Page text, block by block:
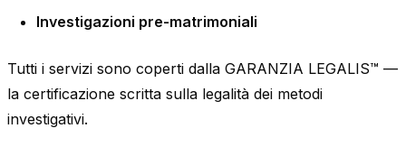
Investigazioni pre-matrimoniali
Tutti i servizi sono coperti dalla GARANZIA LEGALIS™ —
la certificazione scritta sulla legalità dei metodi
investigativi.